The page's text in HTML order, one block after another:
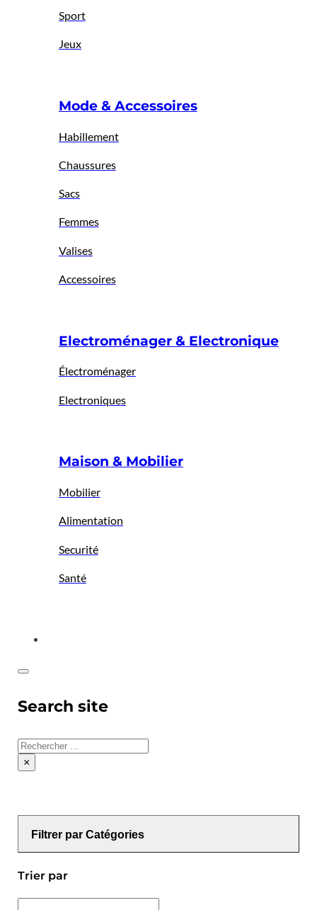
Sport
Jeux
Mode & Accessoires
Habillement
Chaussures
Sacs
Femmes
Valises
Accessoires
Electroménager & Electronique
Électroménager
Electroniques
Maison & Mobilier
Mobilier
Alimentation
Securité
Santé
Search site
Rechercher
×
Filtrer par Catégories
Trier par